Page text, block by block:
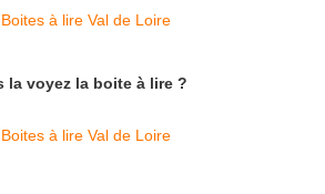
la voyez la boite à lire ?